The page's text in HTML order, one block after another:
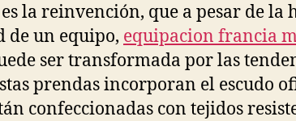
la reinvención, que a pesar de la
de un equipo, equipacion francia
ser transformada por las
prendas incorporan el escudo
confeccionadas con tejidos